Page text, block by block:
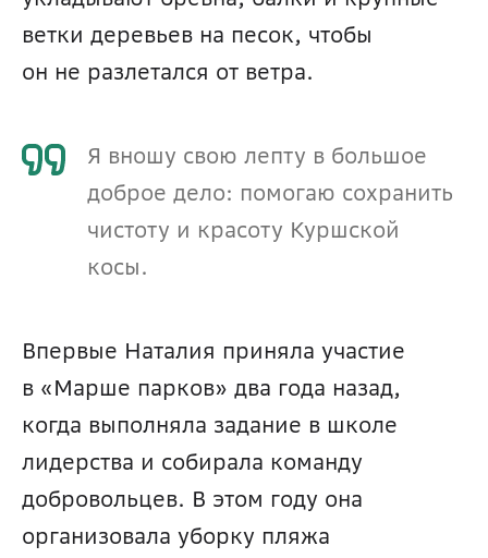
ветки деревьев на песок, чтобы
он не разлетался от ветра.
Я вношу свою лепту в большое
доброе дело: помогаю сохранить
чистоту и красоту Куршской
косы.
Впервые Наталия приняла участие
в «Марше парков» два года назад,
когда выполняла задание в школе
лидерства и собирала команду
добровольцев. В этом году она
организовала уборку пляжа